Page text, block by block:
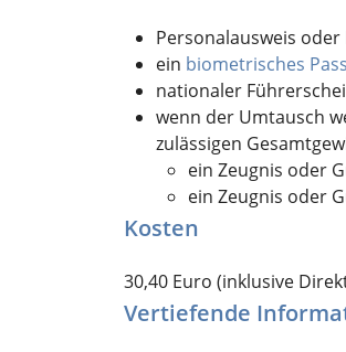
Personalausweis oder
ein biometrisches
nationaler
wenn der Umtausch
zulässigen
ein Zeugnis oder
ein Zeugnis oder
Kosten
30,40 Euro (inklusive
Vertiefende